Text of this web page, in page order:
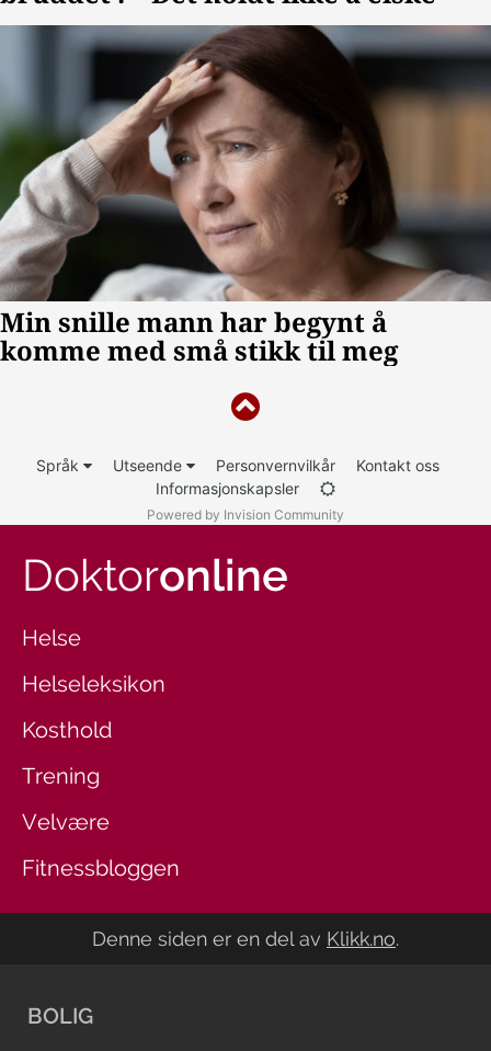
Språk Utseende Personvernvilkår
Kontakt oss
Informasjonskapsler
Powered by Invision Community
Doktoronline
Helse
Helseleksikon
Kosthold
Trening
Velvære
Fitnessbloggen
Denne siden er en del av Klikk.no.
BOLIG